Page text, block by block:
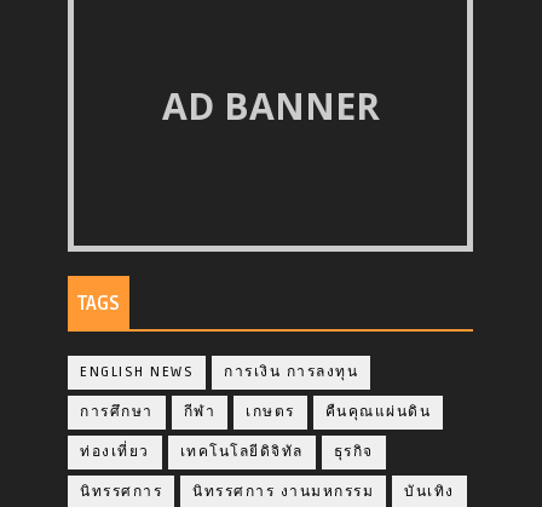
AD BANNER
TAGS
ENGLISH NEWS การเงิน การลงทุน
การศึกษา กีฬา เกษตร คืนคุณแผ่นดิน
ท่องเที่ยว เทคโนโลยีดิจิทัล ธุรกิจ
นิทรรศการ นิทรรศการ งานมหกรรม บันเทิง